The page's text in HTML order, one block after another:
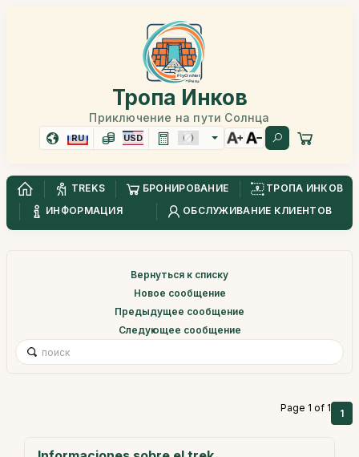
Тропа Инков
Приключение на пути Солнца
RU USD
TREKS БРОНИРОВАНИЕ
ТРОПА ИНКОВ
ИНФОРМАЦИЯ
ОБСЛУЖИВАНИЕ КЛИЕНТОВ
Вернуться к списку
Новое сообщение
Предыдущее сообщение
Следующее сообщение
Page 1 of 1 1